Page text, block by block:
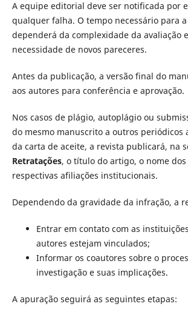
A equipe editorial deve ser notificada por
qualquer falha. O tempo necessário para
dependerá da complexidade da avaliação
necessidade de novos pareceres.
Antes da publicação, a versão final do
aos autores para conferência e aprovação.
Nos casos de plágio, autoplágio ou
do mesmo manuscrito a outros periódicos
da carta de aceite, a revista publicará, na
Retratações, o título do artigo, o nome dos
respectivas afiliações institucionais.
Dependendo da gravidade da infração, a
Entrar em contato com as
autores estejam vinculados;
Informar os coautores sobre o
investigação e suas implicações.
A apuração seguirá as seguintes etapas: